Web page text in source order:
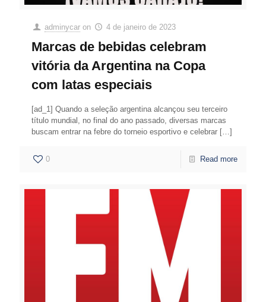
adminycar on 4 de janeiro de 2023
Marcas de bebidas celebram
vitória da Argentina na Copa
com latas especiais
[ad_1] Quando a seleção argentina alcançou seu terceiro
título mundial, no final do ano passado, diversas marcas
buscam entrar na febre do torneio esportivo e celebrar […]
0 Read more